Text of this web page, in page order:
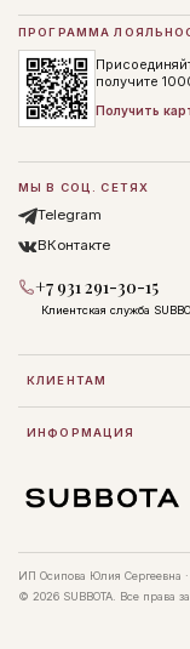
КЛИЕНТАМ
ИНФОРМАЦИЯ
ПРОГРАММА
получите
Получить
МЫ В СОЦ. СЕТЯХ
Telegram
ВКонтакте
+7 931 291-30-15
Клиентская служба
ИП Осипова Юлия Сергеевна
© 2026 SUBBOTA. Все права